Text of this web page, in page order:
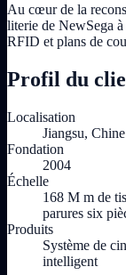
Au cœur de la
literie de NewSega
RFID et plans de
Profil du
Localisation
Jiangsu, Chine
Fondation
2004
Échelle
168 M m de
parures six
Produits
Système de
intelligent